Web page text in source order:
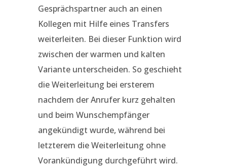
Gesprächspartner auch an einen
Kollegen mit Hilfe eines Transfers
weiterleiten. Bei dieser Funktion wird
zwischen der warmen und kalten
Variante unterscheiden. So geschieht
die Weiterleitung bei ersterem
nachdem der Anrufer kurz gehalten
und beim Wunschempfänger
angekündigt wurde, während bei
letzterem die Weiterleitung ohne
Vorankündigung durchgeführt wird.